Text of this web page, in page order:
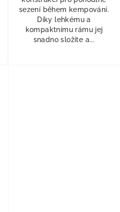
sezení během kempování.
Díky lehkému a
kompaktnímu rámu jej
snadno složíte a...